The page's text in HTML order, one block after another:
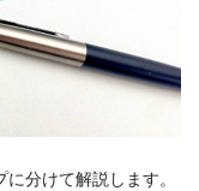
分けて解説します。